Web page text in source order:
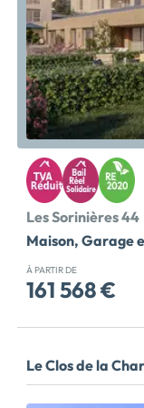
Les Sorinières 44
À PARTIR DE
161 568 €
grâce au Bail
cœur de la
Le Clos de la